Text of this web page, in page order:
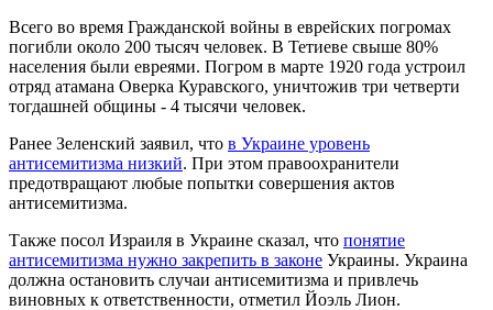
Всего во время Гражданской войны в еврейских погромах
погибли около 200 тысяч человек. В Тетиеве свыше 80%
населения были евреями. Погром в марте 1920 года устроил
отряд атамана Оверка Куравского, уничтожив три четверти
тогдашней общины - 4 тысячи человек.
Ранее Зеленский заявил, что в Украине уровень
антисемитизма низкий. При этом правоохранители
предотвращают любые попытки совершения актов
антисемитизма.
Также посол Израиля в Украине сказал, что понятие
антисемитизма нужно закрепить в законе Украины. Украина
должна остановить случаи антисемитизма и привлечь
виновных к ответственности, отметил Йоэль Лион.